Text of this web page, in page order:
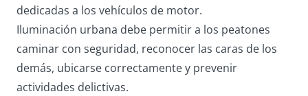
dedicadas a los vehículos de motor.
Iluminación urbana debe permitir a los peatones
caminar con seguridad, reconocer las caras de los
demás, ubicarse correctamente y prevenir
actividades delictivas.